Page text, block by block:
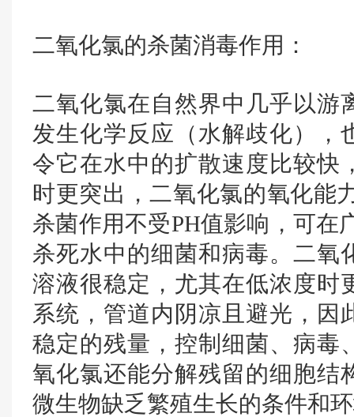
二氧化氯的杀菌消毒作用：
二氧化氯在自然界中几乎以游
发生化学反应（水解歧化），
令它在水中的扩散速度比较快
时更突出，二氧化氯的氧化能
杀菌作用不受PH值影响，可在
杀死水中的细菌和病毒。二氧
溶液很稳定，尤其在低浓度时
系统，管道内阴凉且避光，因
稳定的残量，控制细菌、病毒
氧化氯还能分解残留的细胞结
微生物缺乏繁殖生长的条件和